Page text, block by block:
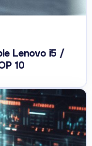
Lenovo i5 /
10